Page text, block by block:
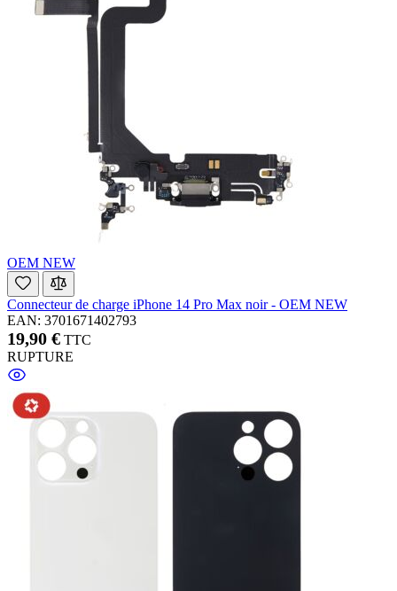
OEM NEW
Connecteur de charge iPhone 14 Pro Max noir - OEM NEW
EAN: 3701671402793
19,90 € TTC
RUPTURE